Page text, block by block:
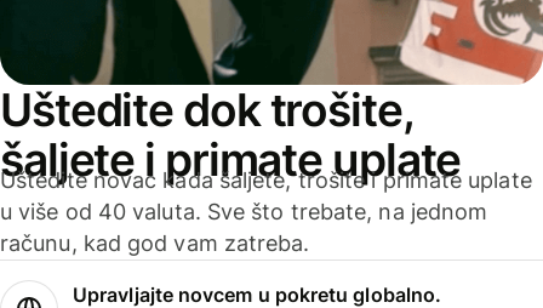
Uštedite dok trošite,
šaljete i primate uplate
Uštedite novac kada šaljete, trošite i primate uplate
u više od 40 valuta. Sve što trebate, na jednom
računu, kad god vam zatreba.
Upravljajte novcem u pokretu globalno.